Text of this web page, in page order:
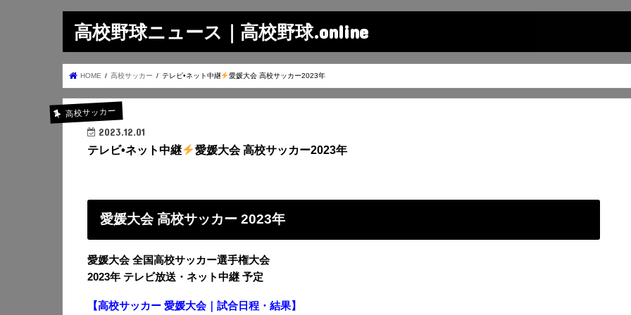
高校野球ニュース｜高校野球.online
HOME 高校サッカー テレビ•ネット中継 愛媛大会 高校サッカー2023年
高校サッカー
2023.12.01
テレビ•ネット中継 愛媛大会 高校サッカー2023年
愛媛大会 高校サッカー 2023年
愛媛大会 全国高校サッカー選手権大会
2023年 テレビ放送・ネット中継 予定
【高校サッカー 愛媛大会｜試合日程・結果】